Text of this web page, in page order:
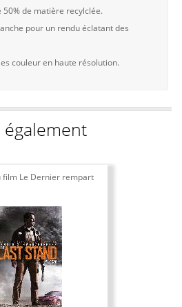
50% de matière recylclée.
pour un rendu éclatant des
couleur en haute résolution.
film Le Dernier rempart